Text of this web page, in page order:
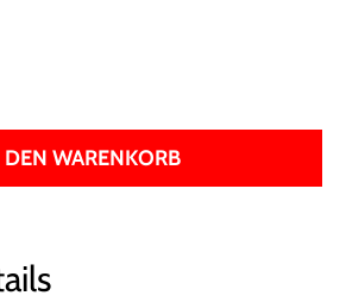
DEN WARENKORB